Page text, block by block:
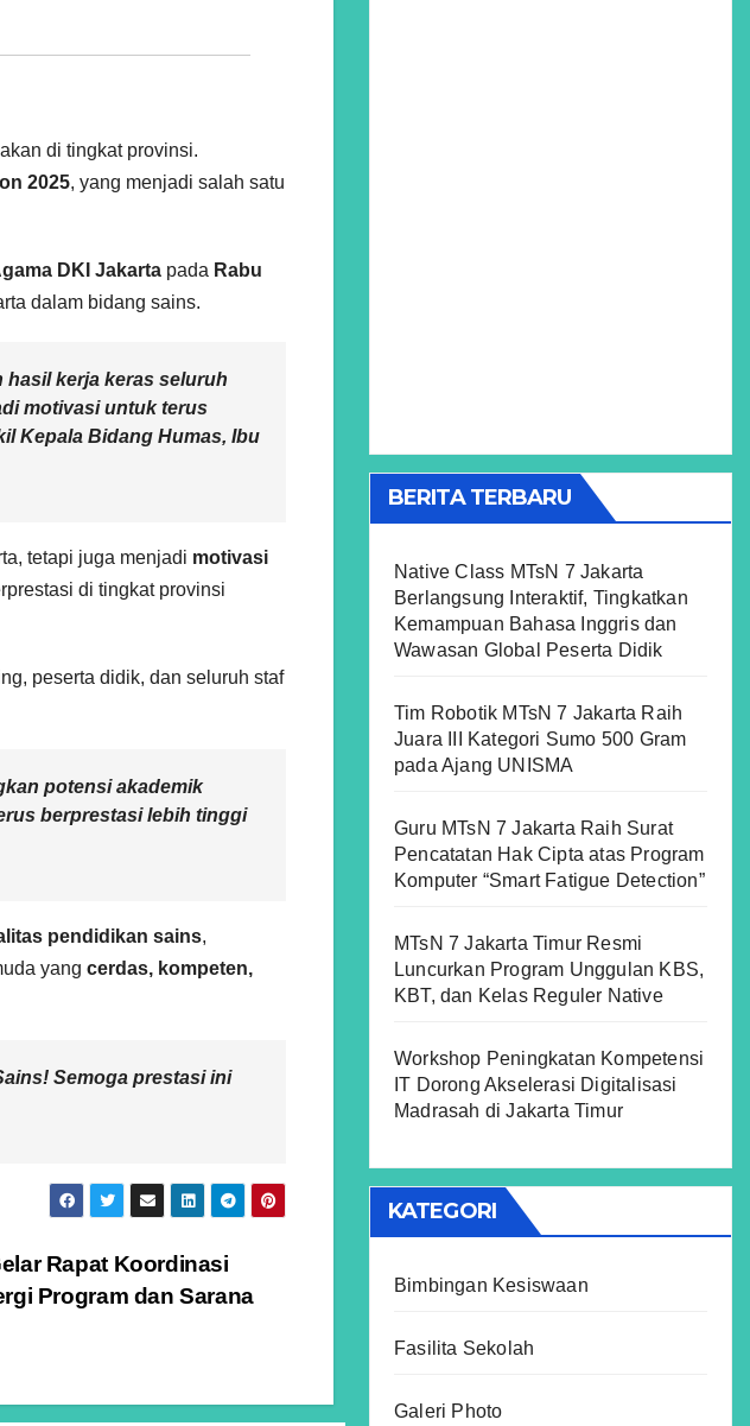
di tingkat provinsi.
2025, yang menjadi salah satu
DKI Jakarta pada Rabu
dalam bidang sains.
hasil kerja keras seluruh
motivasi untuk terus
Kepala Bidang Humas, Ibu
tetapi juga menjadi motivasi
di tingkat provinsi
peserta didik, dan seluruh staf
potensi akademik
berprestasi lebih tinggi
pendidikan sains,
yang cerdas, kompeten,
Semoga prestasi ini
Rapat Koordinasi
Program dan Sarana
BERITA TERBARU
Native Class MTsN 7 Jakarta
Berlangsung Interaktif, Tingkatkan
Kemampuan Bahasa Inggris dan
Wawasan Global Peserta Didik
Tim Robotik MTsN 7 Jakarta Raih
Juara III Kategori Sumo 500 Gram
pada Ajang UNISMA
Guru MTsN 7 Jakarta Raih Surat
Pencatatan Hak Cipta atas Program
Komputer “Smart Fatigue Detection”
MTsN 7 Jakarta Timur Resmi
Luncurkan Program Unggulan KBS,
KBT, dan Kelas Reguler Native
Workshop Peningkatan Kompetensi
IT Dorong Akselerasi Digitalisasi
Madrasah di Jakarta Timur
KATEGORI
Bimbingan Kesiswaan
Fasilita Sekolah
Galeri Photo